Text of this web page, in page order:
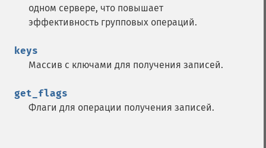
одном сервере, что повышает
эффективность групповых операций.
keys
Массив с ключами для получения записей.
get_flags
Флаги для операции получения записей.